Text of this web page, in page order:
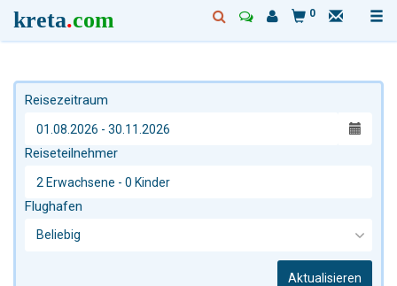
kreta.com 0
Reisezeitraum
Reiseteilnehmer
Flughafen
Aktualisieren